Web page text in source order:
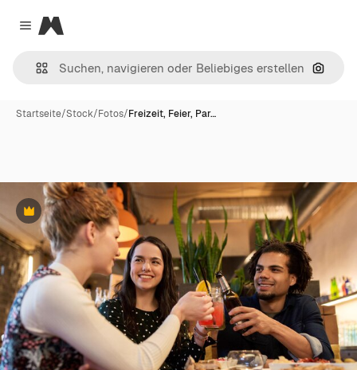
Close menu
Magnific
Nach
Startseite/Stock/Fotos/Freizeit, Feier, Par…
Premium